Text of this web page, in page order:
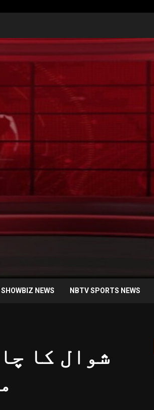
NEWS NBTV SPORTS NEWS
شوال کا